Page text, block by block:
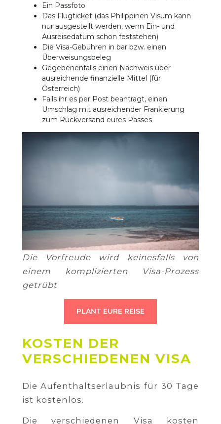
Ein Passfoto
Das Flugticket (das Philippinen Visum kann
nur ausgestellt werden, wenn Ein- und
Ausreisedatum schon feststehen)
Die Visa-Gebühren in bar bzw. einen
Überweisungsbeleg
Gegebenenfalls einen Nachweis über
ausreichende finanzielle Mittel (für
Österreich)
Falls ihr es per Post beantragt, einen
Umschlag mit ausreichender Frankierung
zum Rückversand eures Passes
Die Vorfreude wird keinesfalls von
einem komplizierten Visa-Prozess
getrübt
PLANT EURE REISE
KOSTEN DER
VERSCHIEDENEN VISA
Die Aufenthaltserlaubnis für 30 Tage
ist kostenlos.
Die verschiedenen Visa kosten